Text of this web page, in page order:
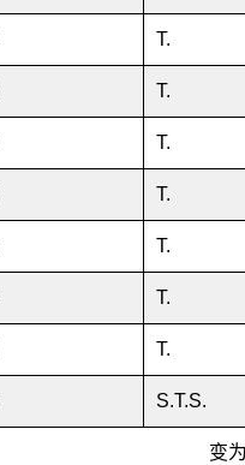
T.
T.
T.
T.
T.
T.
T.
S.T.S.
变